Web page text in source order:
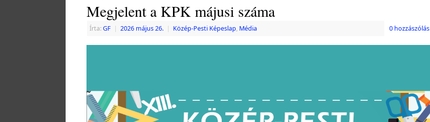
Megjelent a KPK májusi száma
Írta:GF | 2026 május 26. | Közép-Pesti Képeslap, Média 0 hozzászólás